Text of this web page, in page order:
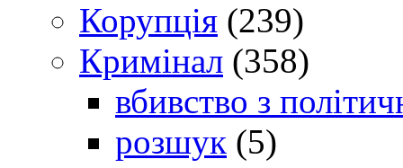
Корупція (239)
Кримінал (358)
вбивство з
розшук (5)